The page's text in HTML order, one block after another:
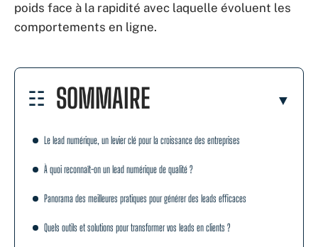
poids face à la rapidité avec laquelle évoluent les
comportements en ligne.
SOMMAIRE
Le lead numérique, un levier clé pour la croissance des entreprises
À quoi reconnaît-on un lead numérique de qualité ?
Panorama des meilleures pratiques pour générer des leads efficaces
Quels outils et solutions pour transformer vos leads en clients ?